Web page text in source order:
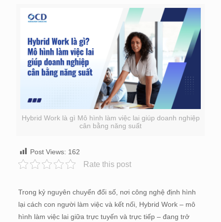
Hybrid Work là gì Mô hình làm việc lai giúp doanh nghiệp
cân bằng năng suất
Post Views: 162
Rate this post
Trong kỷ nguyên chuyển đổi số, nơi công nghệ định hình
lại cách con người làm việc và kết nối, Hybrid Work – mô
hình làm việc lai giữa trực tuyến và trực tiếp – đang trở